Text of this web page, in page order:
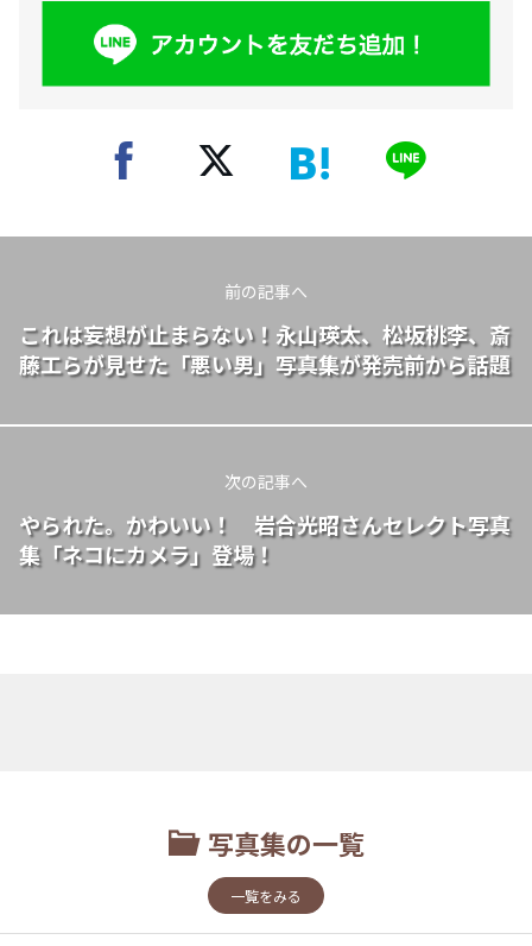
前の記事へ
これは妄想が止まらない！永山瑛太、松坂桃李、斎
藤工らが見せた「悪い男」写真集が発売前から話題
次の記事へ
やられた。かわいい！ 岩合光昭さんセレクト写真
集「ネコにカメラ」登場！
写真集の一覧
一覧をみる